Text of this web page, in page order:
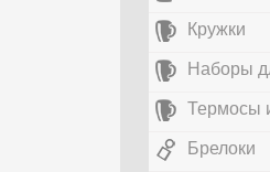
Кружки
Наборы
Термосы
Брелоки